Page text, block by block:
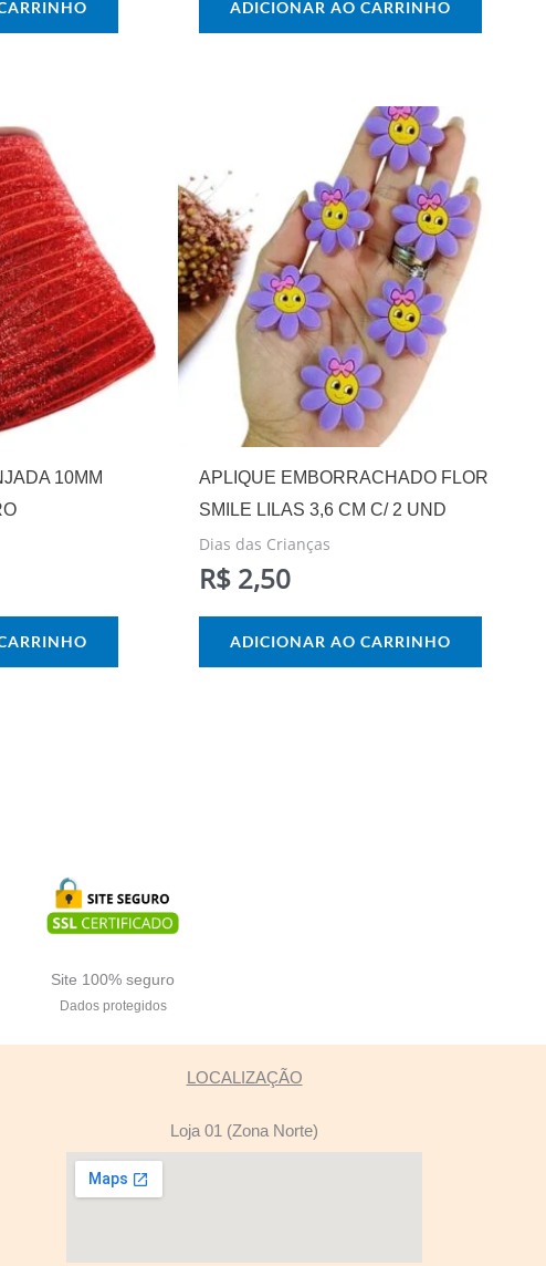
ADICIONAR AO CARRINHO
10MM
APLIQUE EMBORRACHADO FLOR
SMILE LILAS 3,6 CM C/ 2 UND
Dias das Crianças
R$2,50
ADICIONAR AO CARRINHO
Site 100% seguro
Dados protegidos
LOCALIZAÇÃO
Loja 01 (Zona Norte)